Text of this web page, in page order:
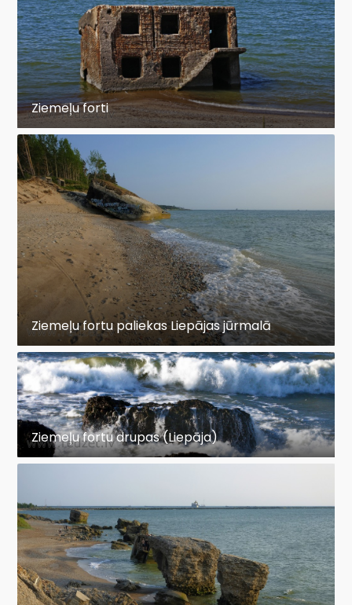
Ziemeļu forti
Ziemeļu fortu paliekas Liepājas jūrmalā
Ziemeļu fortu drupas (Liepāja)